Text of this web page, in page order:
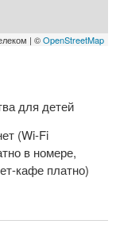
| ©OpenStreetMap
для детей
(Wi-Fi
в номере,
кафе платно)